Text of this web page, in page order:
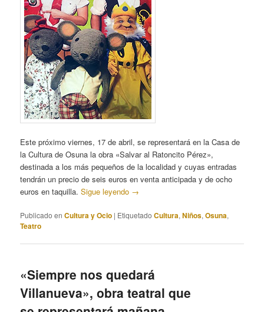
Este próximo viernes, 17 de abril, se representará en la Casa de
la Cultura de Osuna la obra «Salvar al Ratoncito Pérez»,
destinada a los más pequeños de la localidad y cuyas entradas
tendrán un precio de seis euros en venta anticipada y de ocho
euros en taquilla.Sigue leyendo →
Publicado en Cultura y Ocio | Etiquetado Cultura,Niños,Osuna,
Teatro
«Siempre nos quedará
Villanueva», obra teatral que